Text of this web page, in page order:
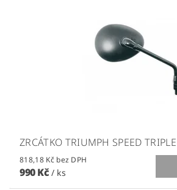
ZRCÁTKO TRIUMPH SPEED
818,18 Kč bez DPH
990 Kč / ks